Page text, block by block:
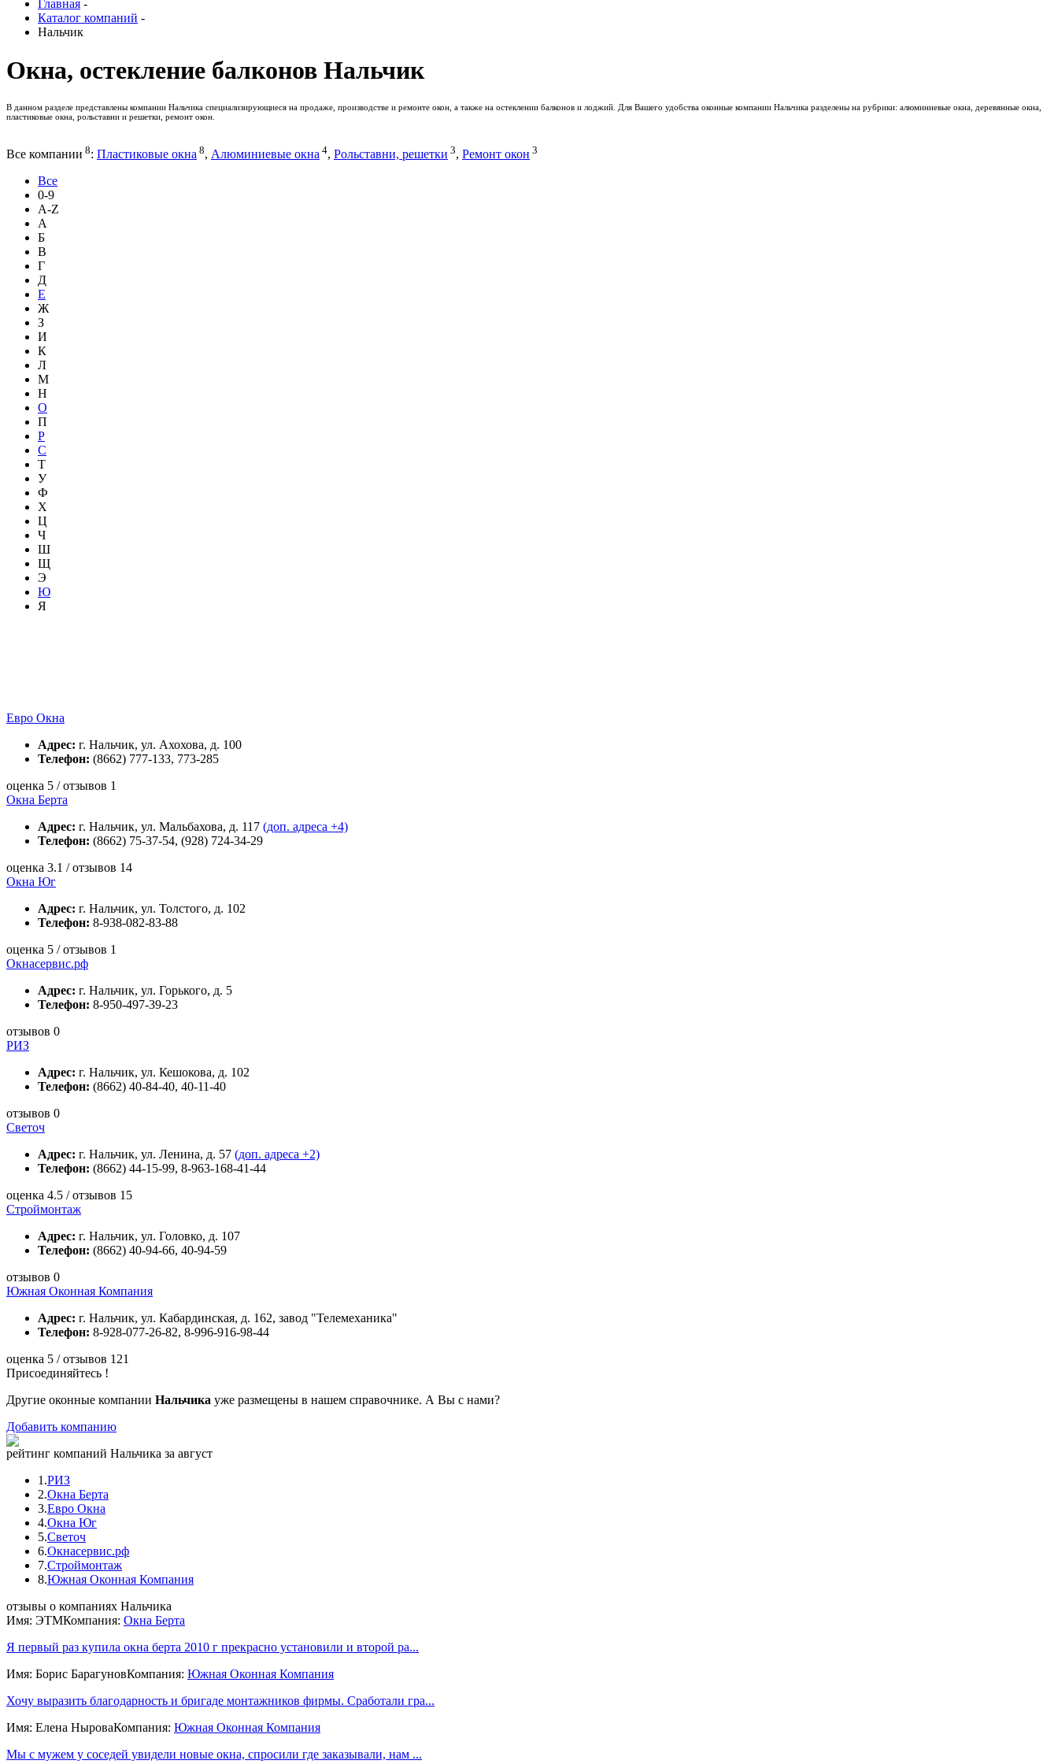
Главная -
Каталог компаний -
Нальчик
Окна, остекление балконов Нальчик
В данном разделе представлены компании Нальчика специализирующиеся на продаже, производстве и ремонте окон, а также на остеклении балконов и лоджий. Для Вашего удобства оконные компании Нальчика разделены на рубрики: алюминиевые окна, деревянные окна,
пластиковые окна, рольставни и решетки, ремонт окон.
Все компании 8: Пластиковые окна 8, Алюминиевые окна 4, Рольставни, решетки 3, Ремонт окон 3
Все
0-9
A-Z
А
Б
В
Г
Д
Е
Ж
З
И
К
Л
М
Н
О
П
Р
С
Т
У
Ф
Х
Ц
Ч
Ш
Щ
Э
Ю
Я
Евро Окна
Адрес: г. Нальчик, ул. Ахохова, д. 100
Телефон: (8662) 777-133, 773-285
оценка 5 / отзывов 1
Окна Берта
Адрес: г. Нальчик, ул. Мальбахова, д. 117 (доп. адреса +4)
Телефон: (8662) 75-37-54, (928) 724-34-29
оценка 3.1 / отзывов 14
Окна Юг
Адрес: г. Нальчик, ул. Толстого, д. 102
Телефон: 8-938-082-83-88
оценка 5 / отзывов 1
Окнасервис.рф
Адрес: г. Нальчик, ул. Горького, д. 5
Телефон: 8-950-497-39-23
отзывов 0
РИЗ
Адрес: г. Нальчик, ул. Кешокова, д. 102
Телефон: (8662) 40-84-40, 40-11-40
отзывов 0
Светоч
Адрес: г. Нальчик, ул. Ленина, д. 57 (доп. адреса +2)
Телефон: (8662) 44-15-99, 8-963-168-41-44
оценка 4.5 / отзывов 15
Строймонтаж
Адрес: г. Нальчик, ул. Головко, д. 107
Телефон: (8662) 40-94-66, 40-94-59
отзывов 0
Южная Оконная Компания
Адрес: г. Нальчик, ул. Кабардинская, д. 162, завод "Телемеханика"
Телефон: 8-928-077-26-82, 8-996-916-98-44
оценка 5 / отзывов 121
Присоединяйтесь !
Другие оконные компании Нальчика уже размещены в нашем справочнике. А Вы с нами?
Добавить компанию
рейтинг компаний Нальчика за август
1.РИЗ
2.Окна Берта
3.Евро Окна
4.Окна Юг
5.Светоч
6.Окнасервис.рф
7.Строймонтаж
8.Южная Оконная Компания
отзывы о компаниях Нальчика
Имя: ЭТМКомпания: Окна Берта
Я первый раз купила окна берта 2010 г прекрасно установили и второй ра...
Имя: Борис БарагуновКомпания: Южная Оконная Компания
Хочу выразить благодарность и бригаде монтажников фирмы. Сработали гра...
Имя: Елена НыроваКомпания: Южная Оконная Компания
Мы с мужем у соседей увидели новые окна, спросили где заказывали, нам ...